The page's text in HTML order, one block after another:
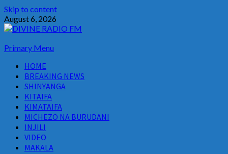
Skip to content
August 6, 2026
Primary Menu
HOME
BREAKING NEWS
SHINYANGA
KITAIFA
KIMATAIFA
MICHEZO NA BURUDANI
INJILI
VIDEO
MAKALA